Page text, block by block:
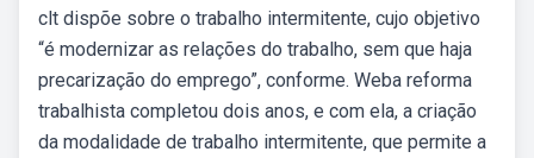
clt dispõe sobre o trabalho intermitente, cujo objetivo
“é modernizar as relações do trabalho, sem que haja
precarização do emprego”, conforme. Weba reforma
trabalhista completou dois anos, e com ela, a criação
da modalidade de trabalho intermitente, que permite a